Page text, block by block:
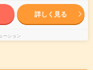
詳しく見る
ーション